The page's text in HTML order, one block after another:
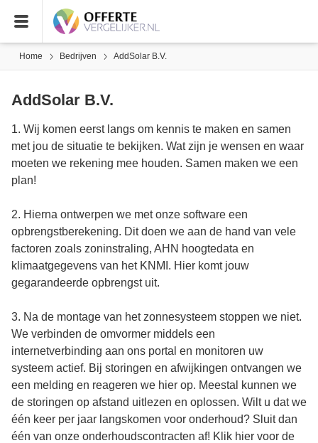
Home Bedrijven AddSolar B.V.
AddSolar B.V.
1. Wij komen eerst langs om kennis te maken en samen
met jou de situatie te bekijken. Wat zijn je wensen en waar
moeten we rekening mee houden. Samen maken we een
plan!
2. Hierna ontwerpen we met onze software een
opbrengstberekening. Dit doen we aan de hand van vele
factoren zoals zoninstraling, AHN hoogtedata en
klimaatgegevens van het KNMI. Hier komt jouw
gegarandeerde opbrengst uit.
3. Na de montage van het zonnesysteem stoppen we niet.
We verbinden de omvormer middels een
internetverbinding aan ons portal en monitoren uw
systeem actief. Bij storingen en afwijkingen ontvangen we
een melding en reageren we hier op. Meestal kunnen we
de storingen op afstand uitlezen en oplossen. Wilt u dat we
één keer per jaar langskomen voor onderhoud? Sluit dan
één van onze onderhoudscontracten af! Klik hier voor de